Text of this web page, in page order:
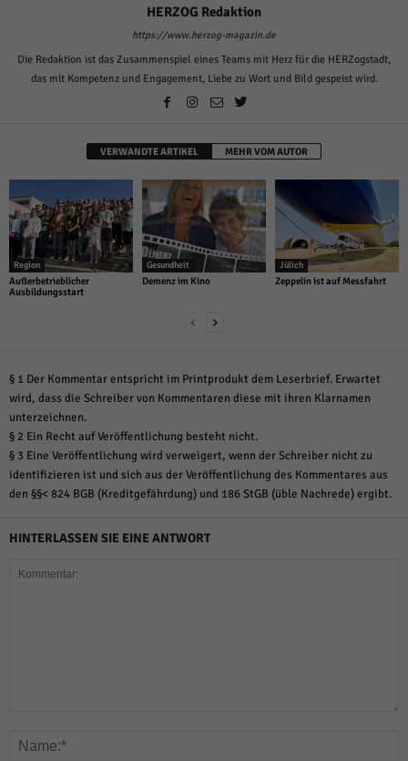
HERZOG Redaktion
https://www.herzog-magazin.de
Die Redaktion ist das Zusammenspiel eines Teams mit Herz für die HERZogstadt,
das mit Kompetenz und Engagement, Liebe zu Wort und Bild gespeist wird.
VERWANDTE ARTIKEL MEHR VOM AUTOR
Region
Außerbetrieblicher
Ausbildungsstart
Gesundheit
Demenz im Kino
Jülich
Zeppelin ist auf Messfahrt
§ 1 Der Kommentar entspricht im Printprodukt dem Leserbrief. Erwartet
wird, dass die Schreiber von Kommentaren diese mit ihren Klarnamen
unterzeichnen.
§ 2 Ein Recht auf Veröffentlichung besteht nicht.
§ 3 Eine Veröffentlichung wird verweigert, wenn der Schreiber nicht zu
identifizieren ist und sich aus der Veröffentlichung des Kommentares aus
den §§< 824 BGB (Kreditgefährdung) und 186 StGB (üble Nachrede) ergibt.
HINTERLASSEN SIE EINE ANTWORT